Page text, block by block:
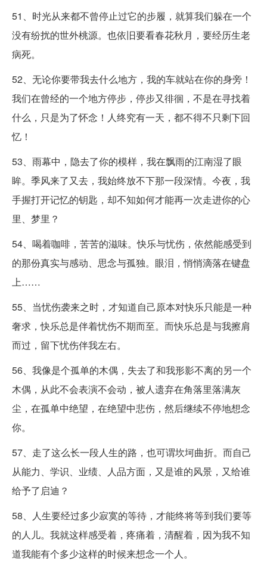
51、时光从来都不曾停止过它的步履，就算我们躲在一个
没有纷扰的世外桃源。也依旧要看春花秋月，要经历生老
病死。
52、无论你要带我去什么地方，我的车就站在你的身旁！
我们在曾经的一个地方停步，停步又徘徊，不是在寻找着
什么，只是为了怀念！人终究有一天，都不得不只剩下回
忆！
53、雨幕中，隐去了你的模样，我在飘雨的江南湿了眼
眸。季风来了又去，我始终放不下那一段深情。今夜，我
手握打开记忆的钥匙，却不知如何才能再一次走进你的心
里、梦里？
54、喝着咖啡，苦苦的滋味。快乐与忧伤，依然能感受到
的那份真实与感动、思念与孤独。眼泪，悄悄滴落在键盘
上……
55、当忧伤袭来之时，才知道自己原本对快乐只能是一种
奢求，快乐总是伴着忧伤不期而至。而快乐总是与我擦肩
而过，留下忧伤伴我左右。
56、我像是个孤单的木偶，失去了和我形影不离的另一个
木偶，从此不会表演不会动，被人遗弃在角落里落满灰
尘，在孤单中绝望，在绝望中悲伤，然后继续不停地想念
你。
57、走了这么长一段人生的路，也可谓坎坷曲折。而自己
从能力、学识、业绩、人品方面，又是谁的风景，又给谁
给予了启迪？
58、人生要经过多少寂寞的等待，才能终将等到我们要等
的人儿。我就这样感受着，疼痛着，清醒着，因为我不知
道我能有个多少这样的时候来想念一个人。